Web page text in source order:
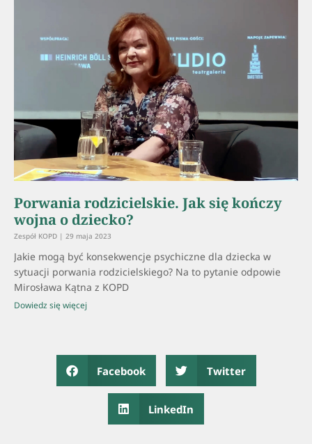
Porwania rodzicielskie. Jak się kończy
wojna o dziecko?
Zespół KOPD 29 maja 2023
Jakie mogą być konsekwencje psychiczne dla dziecka w
sytuacji porwania rodzicielskiego? Na to pytanie odpowie
Mirosława Kątna z KOPD
Dowiedz się więcej
Facebook Twitter
LinkedIn